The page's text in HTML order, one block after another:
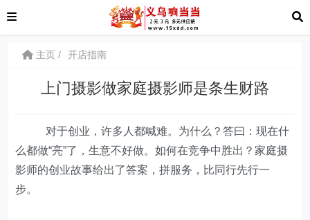
主页 开店指南
上门摄影做家庭摄影师是条生财路
对于创业，许多人都喊难。为什么？答曰：现在什
么都做“亮”了，生意不好做。如何在竞争中胜出？家庭摄
影师的创业故事给出了答案，拼服务，比同行先行一
步。